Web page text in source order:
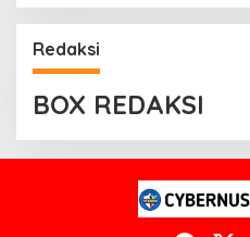
Redaksi
BOX REDAKSI